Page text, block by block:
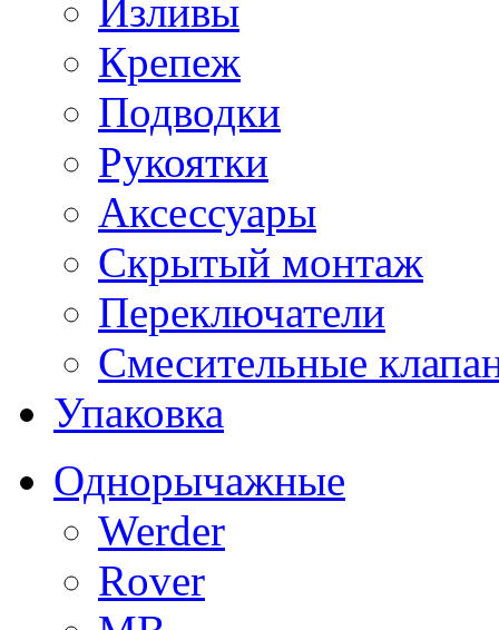
Изливы
Крепеж
Подводки
Рукоятки
Аксессуары
Скрытый монтаж
Переключатели
Смесительные
Упаковка
Однорычажные
Werder
Rover